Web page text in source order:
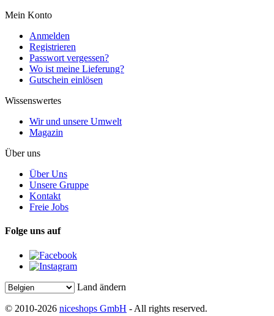
Mein Konto
Anmelden
Registrieren
Passwort vergessen?
Wo ist meine Lieferung?
Gutschein einlösen
Wissenswertes
Wir und unsere Umwelt
Magazin
Über uns
Über Uns
Unsere Gruppe
Kontakt
Freie Jobs
Folge uns auf
Land ändern
© 2010-2026 niceshops GmbH - All rights reserved.